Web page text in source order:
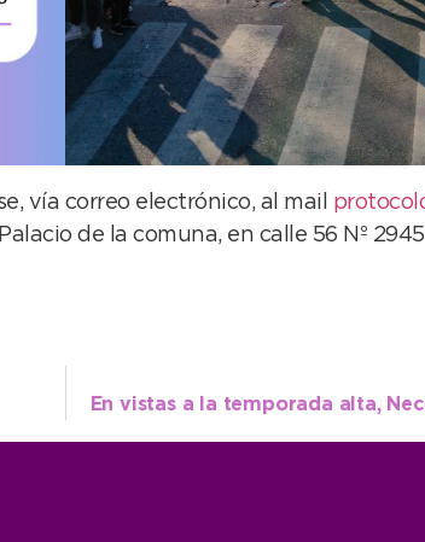
vía correo electrónico, al mail
de la comuna, en calle 56 Nº